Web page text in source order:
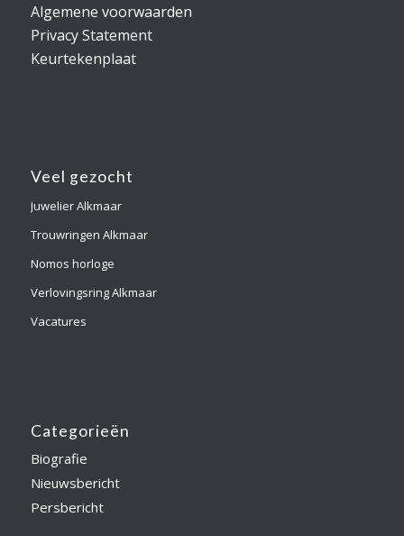
Algemene voorwaarden
Privacy Statement
Keurtekenplaat
Veel gezocht
Juwelier Alkmaar
Trouwringen Alkmaar
Nomos horloge
Verlovingsring Alkmaar
Vacatures
Categorieën
Biografie
Nieuwsbericht
Persbericht